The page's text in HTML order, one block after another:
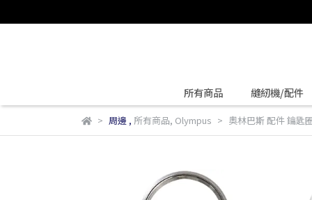
所有商品 縫紉機/配件
周邊 , 所有商品, Olympus 奧林巴斯 配件 鑰匙